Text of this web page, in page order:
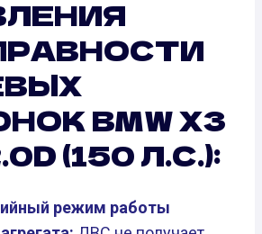
BMW X3
(150 Л.С.):
режим работы